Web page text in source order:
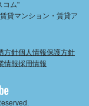
コム"
貸マンション・賃貸ア
方針個人情報保護方針
情報採用情報